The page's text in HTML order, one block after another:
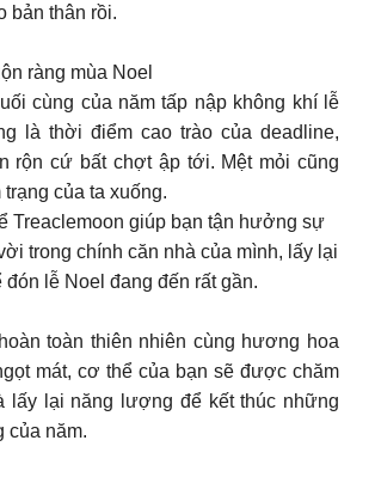
bản thân rồi.
ràng mùa Noel
cùng của năm tấp nập không khí lễ
là thời điểm cao trào của deadline,
rộn cứ bất chợt ập tới. Mệt mỏi cũng
của ta xuống.
Treaclemoon giúp bạn tận hưởng sự
trong chính căn nhà của mình, lấy lại
lễ Noel đang đến rất gần.
toàn thiên nhiên cùng hương hoa
mát, cơ thể của bạn sẽ được chăm
lấy lại năng lượng để kết thúc những
của năm.